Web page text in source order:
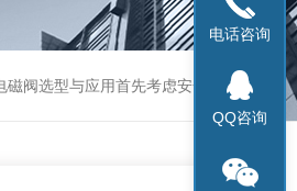
磁阀选型与应用首先考虑安全性
电话咨询
QQ咨询